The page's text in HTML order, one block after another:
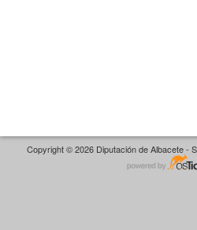
Copyright © 2026 Diputación de Albacete -